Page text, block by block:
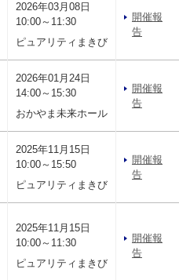
2026年03月08日
10:00～11:30
ピュアリティまきび
開催報
告
2026年01月24日
14:00～15:30
おかやま未来ホール
開催報
告
2025年11月15日
10:00～15:50
ピュアリティまきび
開催報
告
2025年11月15日
10:00～11:30
ピュアリティまきび
開催報
告